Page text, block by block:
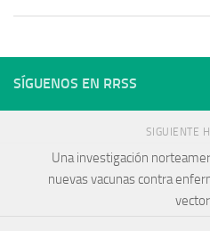
SÍGUENOS EN RRSS
SIGUIENTE
Una investigación
nuevas vacunas contra